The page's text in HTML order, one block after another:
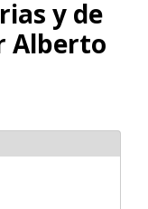
y de
Alberto